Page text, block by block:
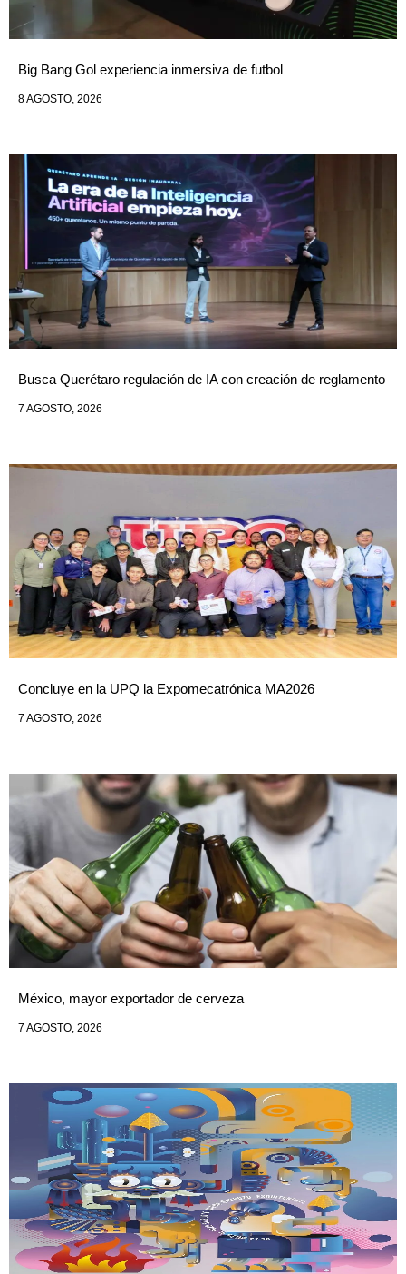
Big Bang Gol experiencia inmersiva de futbol
8 AGOSTO, 2026
Busca Querétaro regulación de IA con creación de reglamento
7 AGOSTO, 2026
Concluye en la UPQ la Expomecatrónica MA2026
7 AGOSTO, 2026
México, mayor exportador de cerveza
7 AGOSTO, 2026